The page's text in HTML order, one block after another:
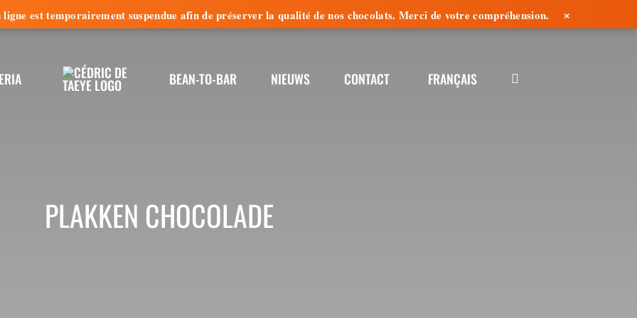
est temporairement suspendue afin de préserver la qualité de nos chocolats. Merci de votre compréhension. ×
BEAN-TO-BAR NIEUWS CONTACT FRANÇAIS
PLAKKEN CHOCOLADE